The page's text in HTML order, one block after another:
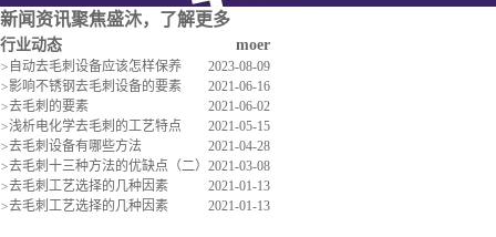
新闻资讯聚焦盛沐，了解更多
moer
行业动态
2023-08-09
> 自动去毛刺设备应该怎样保养
2021-06-16
>影响不锈钢去毛刺设备的要素
2021-06-02
>去毛刺的要素
2021-05-15
>浅析电化学去毛刺的工艺特点
2021-04-28
>去毛刺设备有哪些方法
2021-03-08
>去毛刺十三种方法的优缺点（二）
2021-01-13
>去毛刺工艺选择的几种因素
2021-01-13
>去毛刺工艺选择的几种因素